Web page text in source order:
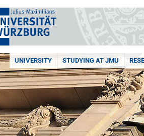
UNIVERSITY STUDYING AT JMU